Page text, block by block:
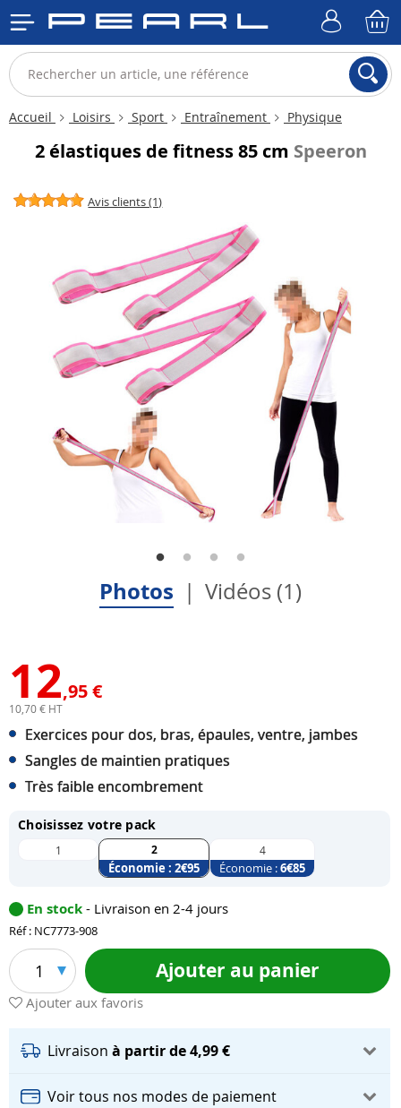
Accueil Loisirs Sport Entraînement Physique
2 élastiques de fitness 85 cm Speeron
Avis clients (1)
Photos Vidéos (1)
12,95 €
10,70 € HT
Exercices pour dos, bras, épaules, ventre, jambes
Sangles de maintien pratiques
Très faible encombrement
Choisissez votre pack
1 2
Économie : 2€95
4
Économie :6€85
En stock - Livraison en 2-4 jours
Réf : NC7773-908
1 Ajouter au panier
Ajouter aux favoris
Livraison à partir de 4,99 €
Voir tous nos modes de paiement